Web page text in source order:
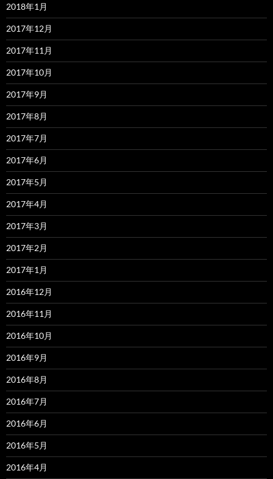
2018年1月
2017年12月
2017年11月
2017年10月
2017年9月
2017年8月
2017年7月
2017年6月
2017年5月
2017年4月
2017年3月
2017年2月
2017年1月
2016年12月
2016年11月
2016年10月
2016年9月
2016年8月
2016年7月
2016年6月
2016年5月
2016年4月